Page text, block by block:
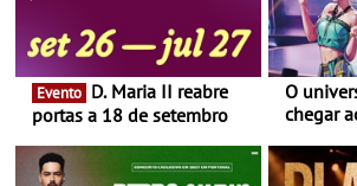
Evento
portas a 18 de setembro
O
chegar